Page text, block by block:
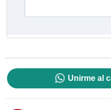
Unirme al